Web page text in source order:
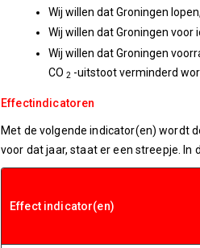
Wij willen dat Groningen
Wij willen dat Groningen
Wij willen dat Groningen
CO 2 -uitstoot verminderd
Effectindicatoren
Met de volgende indicator(en) wordt
voor dat jaar, staat er een streepje. In
Effect indicator(en)